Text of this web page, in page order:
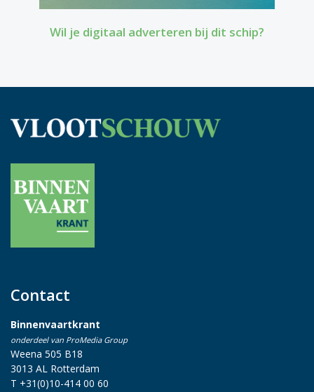
Wil je digitaal adverteren bij dit schip?
Contact
Binnenvaartkrant
onderdeel van ProMedia Group
Weena 505 B18
3013 AL Rotterdam
T +31(0)10-414 00 60